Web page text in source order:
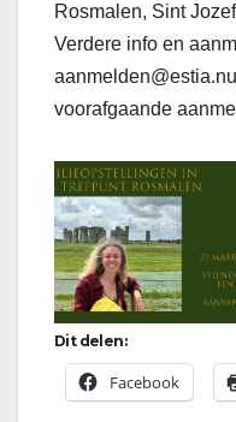
Rosmalen, Sint
Verdere info en
voorafgaande
Dit delen:
Facebook